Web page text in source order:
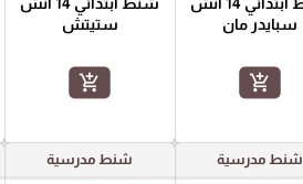
شنط ابتدائي 14 انش
سبايدر مان
add_shopping_cart
شنط ابتدائي 14 انش
ستيتش
add_shopping_cart
شنط مدرسية شنط مدرسية